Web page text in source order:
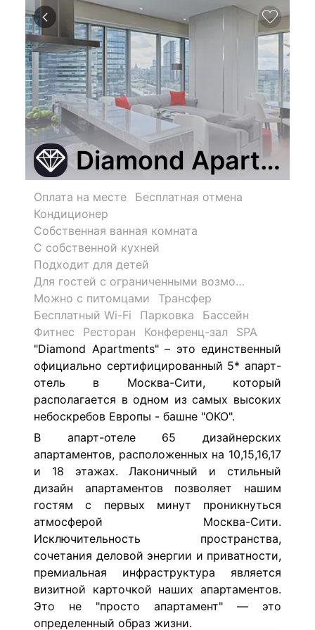
Diamond
Оплата на месте
Бесплатная отмена
Кондиционер
Собственная ванная комната
С собственной кухней
Подходит для детей
Для гостей с ограниченными возможностями
Можно с питомцами
Трансфер
Бесплатный Wi-Fi
Парковка
Бассейн
Фитнес
Ресторан Конференц-зал
SPA
"Diamond Apartments" – это единственный
официально сертифицированный 5* апарт-
отель в Москва-Сити, который
располагается в одном из самых высоких
небоскребов Европы - башне "ОКО".
В апарт-отеле 65 дизайнерских
апартаментов, расположенных на 10,15,16,17
и 18 этажах.
Лаконичный и стильный
дизайн апартаментов позволяет нашим
гостям с первых минут проникнуться
атмосферой Москва-Сити.
Исключительность пространства,
сочетания деловой энергии и приватности,
премиальная инфраструктура является
визитной карточкой наших апартаментов.
Это не "просто апартамент" — это
определенный образ жизни.